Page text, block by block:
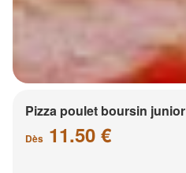
Pizza poulet boursin junior
Dès 11.50 €